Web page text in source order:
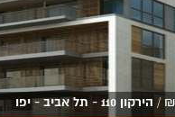
₪
/ הירקון 110 - תל אביב - יפו